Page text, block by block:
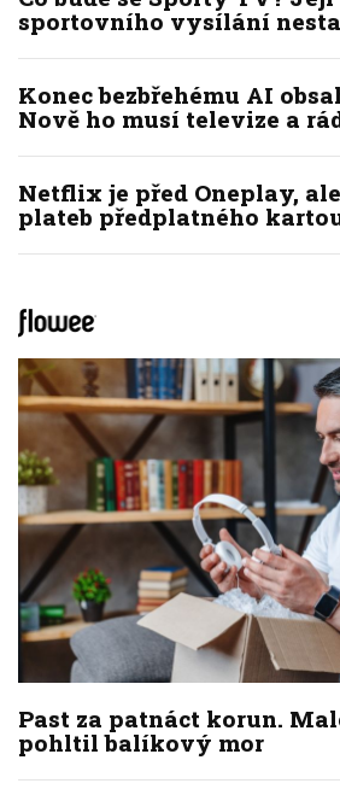
sportovního vysílání
Konec bezbřehému AI
Nově ho musí televize a
Netflix je před Oneplay,
plateb předplatného
Past za patnáct korun.
pohltil balíkový mor